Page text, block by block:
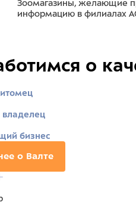
Зоомагазины, желающие
информацию в филиалах
о
владелец
бизнес
о Валте